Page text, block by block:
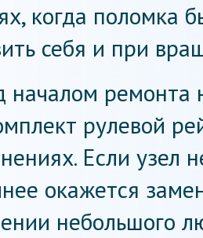
когда поломка
себя и при
началом ремонта
рулевой
Если узел
окажется
небольшого